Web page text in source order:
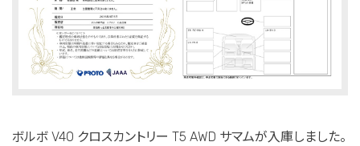
ボルボ V40 クロスカントリー T5 AWD サマムが入庫しました。